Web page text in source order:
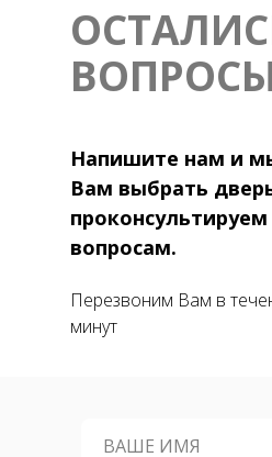
Напишите нам и
Вам выбрать
вопросам.
Перезвоним Вам в
минут